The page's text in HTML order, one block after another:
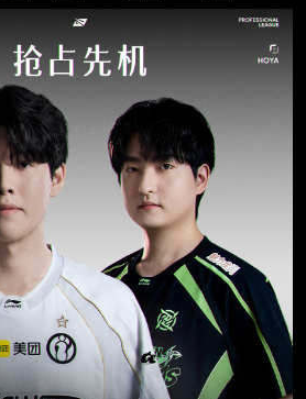
◢██◤ ◢██◤ ◢██◤
◢██████████◤ ◢██◤
◢██◤ ◢██◤
◢████████◤ ◢██◤
◢████████◤ ◢██◤
26.15 禁茂凱 無畏競巔
・英特爾電競中心 本日賽程：